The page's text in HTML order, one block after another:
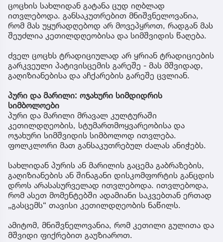
ცოცხის სახლიდან გატანა ცუდ იღბლად
ითვლებოდა. განსაკუთრებით მნიშვნელოვანია,
რომ მას უყურადღებოდ არ მოვეპყროთ, რადგან მას
შეუძლია კეთილდღეობისა და სიმშვიდის წაღება.
ძველ ცოცხს ტრადიციულად არ ყრიან ტრადიციების
გარკვეული პატივისცემის გარეშე - მას მშვიდად,
გაღიზიანებისა და აჩქარების გარეშე ცვლიან.
პური და მარილი: ოჯახური სიმდიდრის
სიმბოლოები
პური და მარილი მრავალ კულტურაში
კეთილდღეობის, სტუმართმოყვარეობისა და
ოჯახური სიმშვიდის სიმბოლოდ ითვლება.
ფოლკლორი მათ განსაკუთრებულ ძალას ანიჭებს.
სახლიდან პურის ან მარილის გაცემა გაბრაზების,
გაღიზიანების ან შინაგანი დისკომფორტის განცდის
დროს არასასურველად ითვლებოდა. ითვლებოდა,
რომ ასეთ მომენტებში ადამიანი საკვებთან ერთად
„გასცემს“ თავისი კეთილდღეობის ნაწილს.
ამიტომ, მნიშვნელოვანია, რომ კეთილი გულითა და
მშვიდი ფიქრებით გაუზიაროთ.